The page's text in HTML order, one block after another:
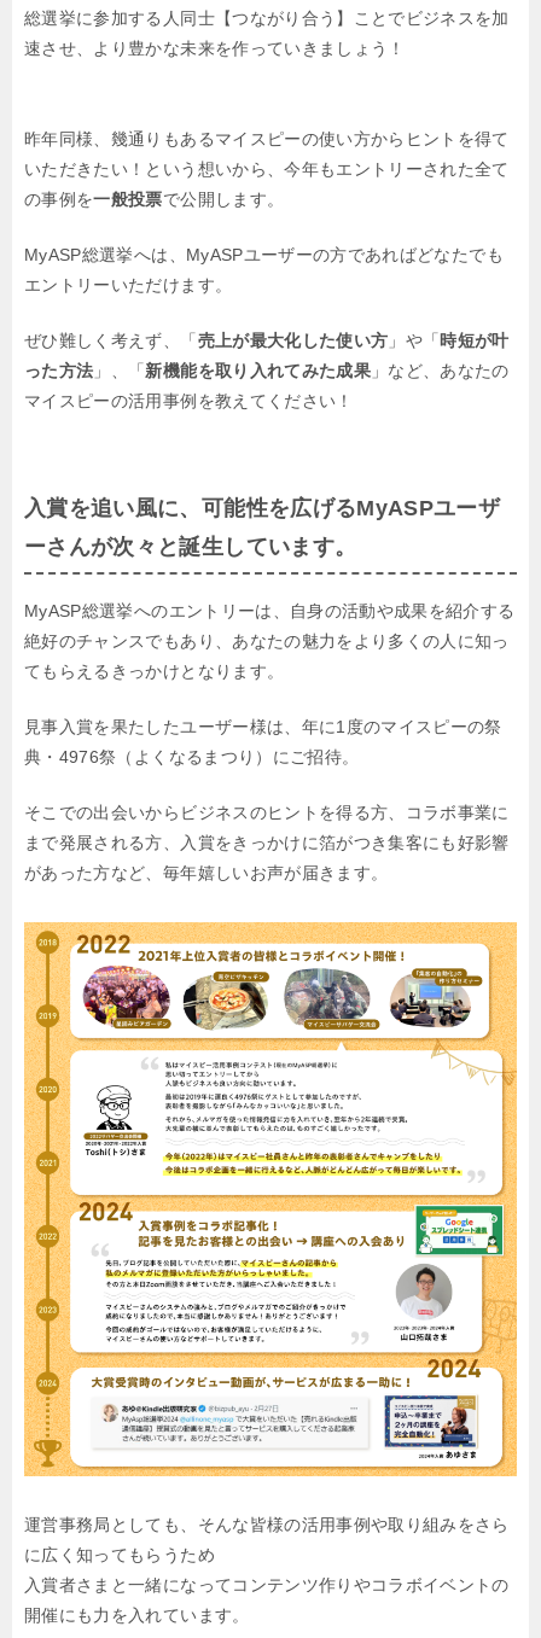
総選挙に参加する人同士【つながり合う】ことでビジネスを加
速させ、より豊かな未来を作っていきましょう！
昨年同様、幾通りもあるマイスピーの使い方からヒントを得て
いただきたい！という想いから、今年もエントリーされた全て
の事例を一般投票で公開します。
MyASP総選挙へは、MyASPユーザーの方であればどなたでも
エントリーいただけます。
ぜひ難しく考えず、「 売上が最大化した使い方 」や「 時短が叶
った方法 」、「 新機能を取り入れてみた成果 」など、あなたの
マイスピーの活用事例を教えてください！
入賞を追い風に、可能性を広げるMyASPユーザ
ーさんが次々と誕生しています。
MyASP総選挙へのエントリーは、自身の活動や成果を紹介する
絶好のチャンスでもあり、あなたの魅力をより多くの人に知っ
てもらえるきっかけとなります。
見事入賞を果たしたユーザー様は、年に1度のマイスピーの祭
典・4976祭（よくなるまつり）にご招待。
そこでの出会いからビジネスのヒントを得る方、コラボ事業に
まで発展される方、入賞をきっかけに箔がつき集客にも好影響
があった方など、毎年嬉しいお声が届きます。
運営事務局としても、そんな皆様の活用事例や取り組みをさら
に広く知ってもらうため
入賞者さまと一緒になってコンテンツ作りやコラボイベントの
開催にも力を入れています。